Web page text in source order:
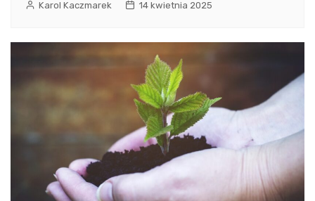
Karol Kaczmarek 14 kwietnia 2025